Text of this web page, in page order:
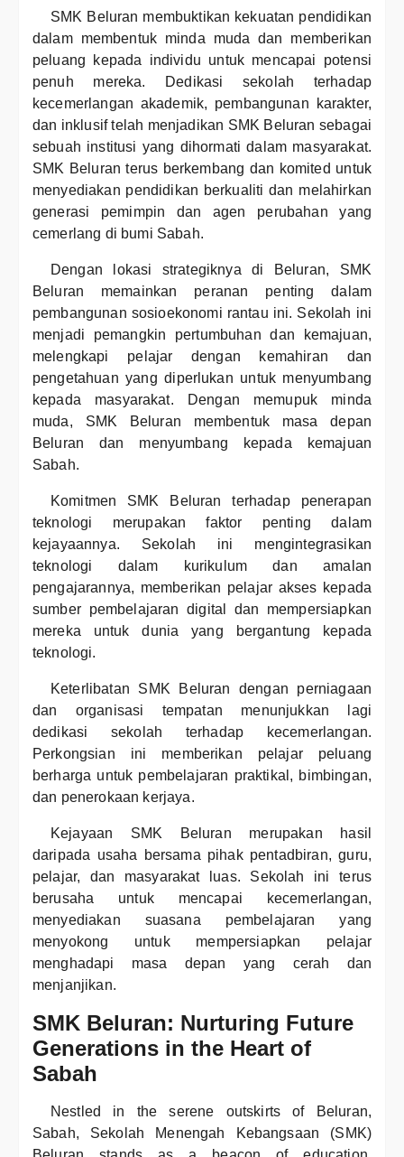
SMK Beluran membuktikan kekuatan pendidikan
dalam membentuk minda muda dan memberikan
peluang kepada individu untuk mencapai potensi
penuh mereka. Dedikasi sekolah terhadap
kecemerlangan akademik, pembangunan karakter,
dan inklusif telah menjadikan SMK Beluran sebagai
sebuah institusi yang dihormati dalam masyarakat.
SMK Beluran terus berkembang dan komited untuk
menyediakan pendidikan berkualiti dan melahirkan
generasi pemimpin dan agen perubahan yang
cemerlang di bumi Sabah.
Dengan lokasi strategiknya di Beluran, SMK
Beluran memainkan peranan penting dalam
pembangunan sosioekonomi rantau ini. Sekolah ini
menjadi pemangkin pertumbuhan dan kemajuan,
melengkapi pelajar dengan kemahiran dan
pengetahuan yang diperlukan untuk menyumbang
kepada masyarakat. Dengan memupuk minda
muda, SMK Beluran membentuk masa depan
Beluran dan menyumbang kepada kemajuan
Sabah.
Komitmen SMK Beluran terhadap penerapan
teknologi merupakan faktor penting dalam
kejayaannya. Sekolah ini mengintegrasikan
teknologi dalam kurikulum dan amalan
pengajarannya, memberikan pelajar akses kepada
sumber pembelajaran digital dan mempersiapkan
mereka untuk dunia yang bergantung kepada
teknologi.
Keterlibatan SMK Beluran dengan perniagaan
dan organisasi tempatan menunjukkan lagi
dedikasi sekolah terhadap kecemerlangan.
Perkongsian ini memberikan pelajar peluang
berharga untuk pembelajaran praktikal, bimbingan,
dan penerokaan kerjaya.
Kejayaan SMK Beluran merupakan hasil
daripada usaha bersama pihak pentadbiran, guru,
pelajar, dan masyarakat luas. Sekolah ini terus
berusaha untuk mencapai kecemerlangan,
menyediakan suasana pembelajaran yang
menyokong untuk mempersiapkan pelajar
menghadapi masa depan yang cerah dan
menjanjikan.
SMK Beluran: Nurturing Future
Generations in the Heart of
Sabah
Nestled in the serene outskirts of Beluran,
Sabah, Sekolah Menengah Kebangsaan (SMK)